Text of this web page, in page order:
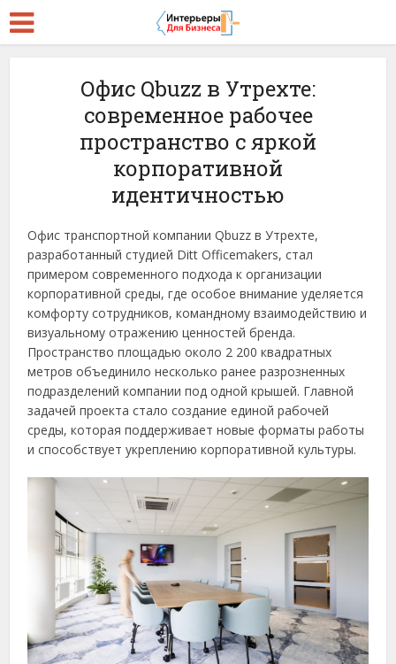
Офис Qbuzz в Утрехте:
современное рабочее
пространство с яркой
корпоративной
идентичностью
Офис транспортной компании Qbuzz в Утрехте,
разработанный студией Ditt Officemakers, стал
примером современного подхода к организации
корпоративной среды, где особое внимание уделяется
комфорту сотрудников, командному взаимодействию и
визуальному отражению ценностей бренда.
Пространство площадью около 2 200 квадратных
метров объединило несколько ранее разрозненных
подразделений компании под одной крышей. Главной
задачей проекта стало создание единой рабочей
среды, которая поддерживает новые форматы работы
и способствует укреплению корпоративной культуры.